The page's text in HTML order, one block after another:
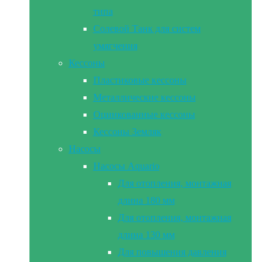
типа
Солевой Танк для систем
умягчения
Кессоны
Пластиковые кессоны
Металлические кессоны
Оцинкованные кессоны
Кессоны Земляк
Насосы
Насосы Aquario
Для отопления, монтажная
длина 180 мм
Для отопления, монтажная
длина 130 мм
Для повышения давления